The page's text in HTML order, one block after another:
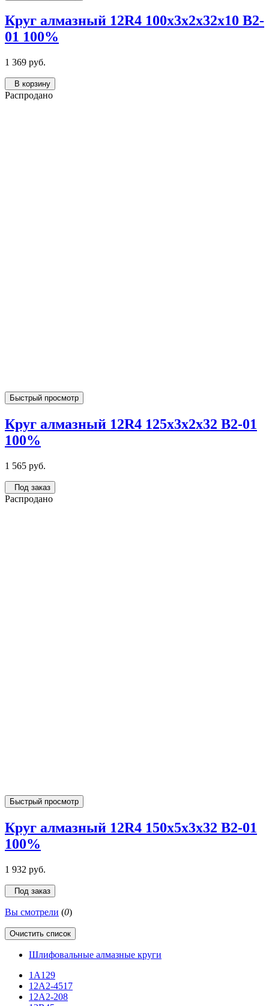
Круг алмазный 12R4 100х3х2х32х10 В2-
01 100%
1 369 руб.
В корзину
Распродано
Быстрый просмотр
Круг алмазный 12R4 125х3х2х32 В2-01
100%
1 565 руб.
Под заказ
Распродано
Быстрый просмотр
Круг алмазный 12R4 150х5х3х32 В2-01
100%
1 932 руб.
Под заказ
Вы смотрели (0)
Очистить список
Шлифовальные алмазные круги
1А1 29
12A2-4517
12А2-208